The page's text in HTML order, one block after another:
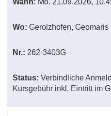
Wann: Mo. 21.09.2026,
Wo: Gerolzhofen, Geomaris
Nr.: 262-3403G
Status: Verbindliche
Kursgebühr inkl. Eintritt im